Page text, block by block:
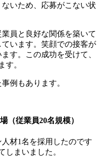
いため、応募がこない状
員と良好な関係を築いて
います。笑顔での接客が
す。この成功を受けて、
す。
例もあります。
（従業員20名規模）
材1名を採用したのです
しまいました。